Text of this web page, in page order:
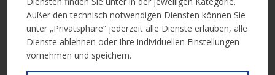
Einreichung
Das Angebot ist bis spätestens 13.6.2018, 11:00 Uhrschriftlich
in einfacher Ausfertigungan folgende Dienststelle zu
richten:
Außer den technisch notwendigen Diensten können Sie
unter „Privatsphäre“ jederzeit alle Dienste erlauben, alle
Dienste ablehnen oder Ihre individuellen Einstellungen
vornehmen und speichern.